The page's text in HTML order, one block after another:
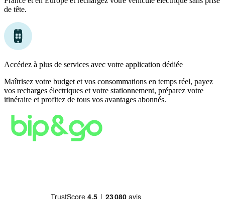
de tête.
Accédez à plus de services avec votre application dédiée
Maîtrisez votre budget et vos consommations en temps réel, payez
vos recharges électriques et votre stationnement, préparez votre
itinéraire et profitez de tous vos avantages abonnés.